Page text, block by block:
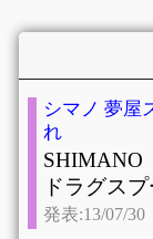
シマノ 夢屋
れ
SHIMANO
ドラグス
発表:13/07/